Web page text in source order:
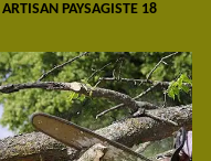
ARTISAN PAYSAGISTE 18